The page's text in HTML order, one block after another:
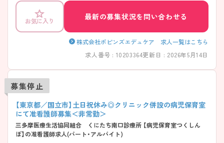
サービス利用補助など、大手企業ならではの福利厚生が充実している点
も大きな魅力です。臨床経験を活かし、子どもたちの健康を支えたいと
いう方、ワークライフバランスを大切にしながら専門性を高めたいとい
う方におすすめの求人です。ご興味のある方は詳細等をお伝えしますの
で、お気軽にお問い合わせください。
お気に入り 最新の募集状況を問い合わせる
株式会社ポピンズエデュケア 求人一覧はこちら
求人番号 : 10203364更新日 : 2026年5月14日
募集停止
【東京都／国立市】土日祝休み◎クリニック併設の病児保育室
にて准看護師募集＜非常勤＞
三多摩医療生活協同組合 くにたち南口診療所 【病児保育室つくしん
ぼ】の准看護師求人(パート・アルバイト)